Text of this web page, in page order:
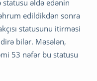
statusu əldə edənin
edildikdən sonra
statusunu itirməsi
bilər. Məsələn,
53 nəfər bu statusu